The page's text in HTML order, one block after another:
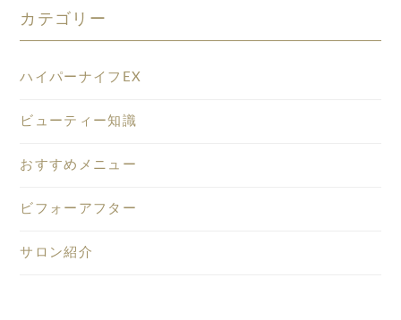
カテゴリー
ハイパーナイフEX
ビューティー知識
おすすめメニュー
ビフォーアフター
サロン紹介